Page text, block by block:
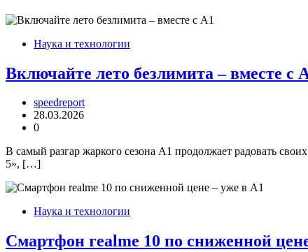
Наука и технологии
Включайте лето безлимита – вместе с
speedreport
28.03.2026
0
В самый разгар жаркого сезона А1 продолжает радовать
5», […]
Наука и технологии
Смартфон realme 10 по сниженной